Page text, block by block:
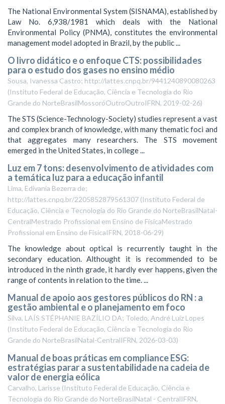
The National Environmental System (SISNAMA), established by
Law No. 6,938/1981 which deals with the National
Environmental Policy (PNMA), constitutes the environmental
management model adopted in Brazil, by the public ...
O livro didático e o enfoque CTS: possibilidades
para o estudo dos gases no ensino médio
Sousa, Ivanessa Castro; http://lattes.cnpq.br/9441240890080263
(Instituto Federal de Educação, Ciência e Tecnologia do Rio
Grande do NorteBrasilMossoróOutroOutroIFRN, 2019-02-26)
The STS (Science-Technology-Society) studies represent a vast
and complex branch of knowledge, with many thematic foci and
that aggregates many researchers. The STS movement
emerged in the United States, in college ...
Luz em 7 tons: desenvolvimento de atividades com
a temática luz para a educação infantil
Lima, Edivania Bezerra de;
http://lattes.cnpq.br/2205852879561307 (Instituto Federal de
Educação, Ciência e Tecnologia do Rio Grande do NorteBrasilNatal-
CentralMestrado Profissional em Ensino de FísicaMestrado
Profissional em Ensino de FísicaIFRN, 2018-06-29)
The knowledge about optical is recurrently taught in the
secondary education. Althought it is recommended to be
introduced in the ninth grade, it hardly ever happens, given the
range of contents in relation to the time. ...
Manual de apoio aos gestores públicos do RN : a
gestão ambiental e o planejamento em foco
Silva, LAÍS STÉPHANIE BAZÍLIO DA; Toledo, André Luiz Lopes
(Instituto Federal de Educação, Ciência e Tecnologia do Rio
Grande do NorteBrasilNatal-CentralIFRN, 2026-03-03)
Manual de boas práticas em compliance ESG:
estratégias parar a sustentabilidade na cadeia de
valor de energia eólica
Carvalho, Larisse (Instituto Federal de Educação, Ciência e
Tecnologia do Rio Grande do NorteBrasilNatal - CentralIFRN,